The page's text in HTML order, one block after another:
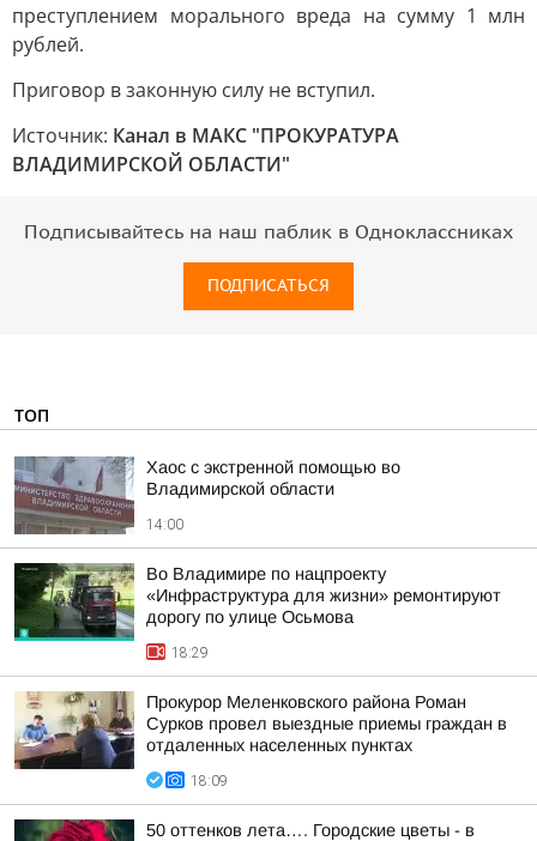
преступлением морального вреда на сумму 1 млн
рублей.
Приговор в законную силу не вступил.
Источник: Канал в МАКС "ПРОКУРАТУРА
ВЛАДИМИРСКОЙ ОБЛАСТИ"
Подписывайтесь на наш паблик в Одноклассниках
ПОДПИСАТЬСЯ
ТОП
Хаос с экстренной помощью во
Владимирской области
14:00
Во Владимире по нацпроекту
«Инфраструктура для жизни» ремонтируют
дорогу по улице Осьмова
18:29
Прокурор Меленковского района Роман
Сурков провел выездные приемы граждан в
отдаленных населенных пунктах
18:09
50 оттенков лета…. Городские цветы - в